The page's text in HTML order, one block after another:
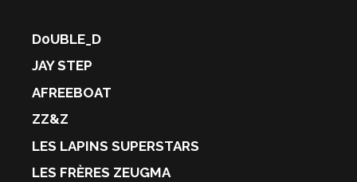
D0UBLE_D
JAY STEP
AFREEBOAT
ZZ&Z
LES LAPINS SUPERSTARS
LES FRÈRES ZEUGMA